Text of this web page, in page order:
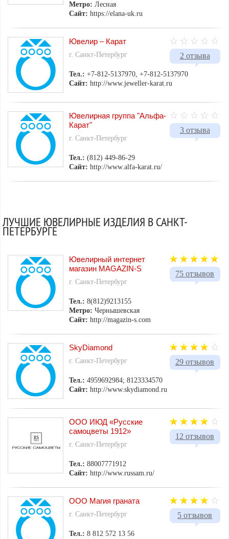
Метро:Лесная
Сайт: https://elana-uk.ru
2 отзыва
Ювелир – Карат
г. Санкт-Петербург
Тел.:+7-812-5137970, +7-812-5137970
Сайт: http://www.jeweller-karat.ru
3 отзыва
Ювелирная группа "Альфа-
Карат"
г. Санкт-Петербург
Тел.:(812) 449-86-29
Сайт: http://www.alfa-karat.ru/
ЛУЧШИЕ ЮВЕЛИРНЫЕ ИЗДЕЛИЯ В САНКТ-
ПЕТЕРБУРГЕ
75 отзывов
Ювелирный интернет
магазин MAGAZIN-S
г. Санкт-Петербург
Тел.:8(812)9213155
Метро:Чернышевская
Сайт: http://magazin-s.com
29 отзывов
SkyDiamond
г. Санкт-Петербург
Тел.:4959692984; 8123334570
Сайт: http://www.skydiamond.ru
12 отзывов
ООО ИЮД «Русские
самоцветы 1912»
г. Санкт-Петербург
Тел.:88007771912
Сайт: http://www.russam.ru/
5 отзывов
ООО Магия граната
г. Санкт-Петербург
Тел.:8 812 572 13 56